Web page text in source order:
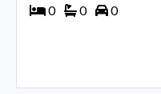
0
0 0